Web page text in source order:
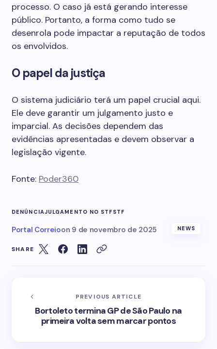
processo. O caso já está gerando interesse
público. Portanto, a forma como tudo se
desenrola pode impactar a reputação de todos
os envolvidos.
O papel da justiça
O sistema judiciário terá um papel crucial aqui.
Ele deve garantir um julgamento justo e
imparcial. As decisões dependem das
evidências apresentadas e devem observar a
legislação vigente.
Fonte: Poder360
DENÚNCIAJULGAMENTO NO STF STF
Portal Correioon 9 de novembro de 2025 NEWS
SHARE
PREVIOUS ARTICLE
Bortoleto termina GP de São Paulo na
primeira volta sem marcar pontos